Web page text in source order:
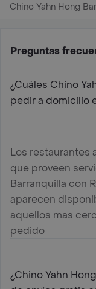
Chino Yahn Hong
Preguntas
¿Cuáles Chino
pedir a domicilio
Los restaurantes
que proveen
Barranquilla con
aparecen
aquellos mas
pedido
¿Chino Yahn